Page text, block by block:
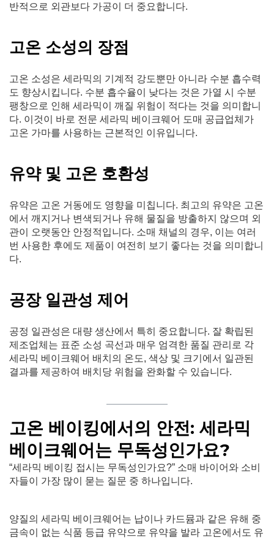
반적으로 외관보다 가공이 더 중요합니다.
고온 소성의 장점
고온 소성은 세라믹의 기계적 강도뿐만 아니라 수분 흡수력
도 향상시킵니다. 수분 흡수율이 낮다는 것은 가열 시 수분
팽창으로 인해 세라믹이 깨질 위험이 적다는 것을 의미합니
다. 이것이 바로 전문 세라믹 베이크웨어 도매 공급업체가
고온 가마를 사용하는 근본적인 이유입니다.
유약 및 고온 호환성
유약은 고온 거동에도 영향을 미칩니다. 최고의 유약은 고온
에서 깨지거나 변색되거나 유해 물질을 방출하지 않으며 외
관이 오랫동안 안정적입니다. 소매 채널의 경우, 이는 여러
번 사용한 후에도 제품이 여전히 보기 좋다는 것을 의미합니
다.
공장 일관성 제어
공정 일관성은 대량 생산에서 특히 중요합니다. 잘 확립된
제조업체는 표준 소성 곡선과 매우 엄격한 품질 관리로 각
세라믹 베이크웨어 배치의 온도, 색상 및 크기에서 일관된
결과를 제공하여 배치당 위험을 완화할 수 있습니다.
고온 베이킹에서의 안전: 세라믹
베이크웨어는 무독성인가요?
“세라믹 베이킹 접시는 무독성인가요?” 소매 바이어와 소비
자들이 가장 많이 묻는 질문 중 하나입니다.
양질의 세라믹 베이크웨어는 납이나 카드뮴과 같은 유해 중
금속이 없는 식품 등급 유약으로 유약을 발라 고온에서도 유